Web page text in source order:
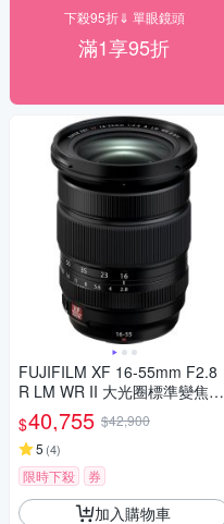
下殺95折⇓ 單眼鏡頭
滿1享95折
FUJIFILM XF 16-55mm F2.8
R LM WR II 大光圈標準變焦鏡
頭 恆昶公司貨
$40,755 $42,900
5 (4)
限時下殺 券
加入購物車